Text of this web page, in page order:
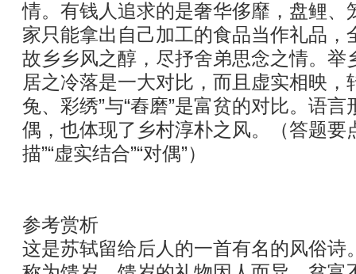
情。有钱人追求的是奢华侈靡，盘鲤、
家只能拿出自己加工的食品当作礼品，
故乡乡风之醇，尽抒舍弟思念之情。举
居之冷落是一大对比，而且虚实相映，
兔、彩绣”与“舂磨”是富贫的对比。语
偶，也体现了乡村淳朴之风。（答题要点
描”“虚实结合”“对偶”）
参考赏析
这是苏轼留给后人的一首有名的风俗诗